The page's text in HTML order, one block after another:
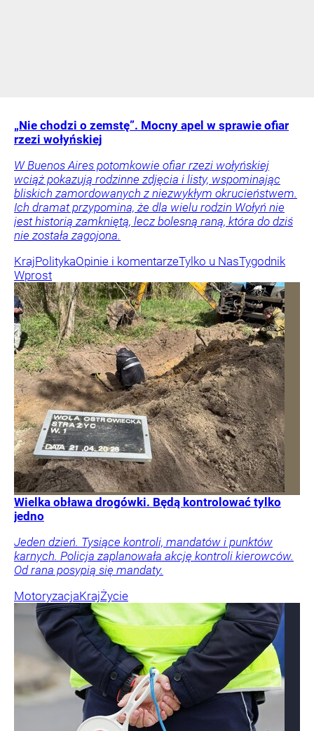
„Nie chodzi o zemstę”. Mocny apel w sprawie ofiar
rzezi wołyńskiej
W Buenos Aires potomkowie ofiar rzezi wołyńskiej
wciąż pokazują rodzinne zdjęcia i listy, wspominając
bliskich zamordowanych z niezwykłym okrucieństwem.
Ich dramat przypomina, że dla wielu rodzin Wołyń nie
jest historią zamkniętą, lecz bolesną raną, która do dziś
nie została zagojona.
KrajPolitykaOpinie i komentarzeTylko u NasTygodnik
Wprost
Wielka obława drogówki. Będą kontrolować tylko
jedno
Jeden dzień. Tysiące kontroli, mandatów i punktów
karnych. Policja zaplanowała akcję kontroli kierowców.
Od rana posypią się mandaty.
MotoryzacjaKrajŻycie